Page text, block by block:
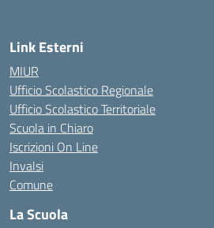
Link Esterni
MIUR
Ufficio Scolastico Regionale
Ufficio Scolastico Territoriale
Scuola in Chiaro
Iscrizioni On Line
Invalsi
Comune
La Scuola